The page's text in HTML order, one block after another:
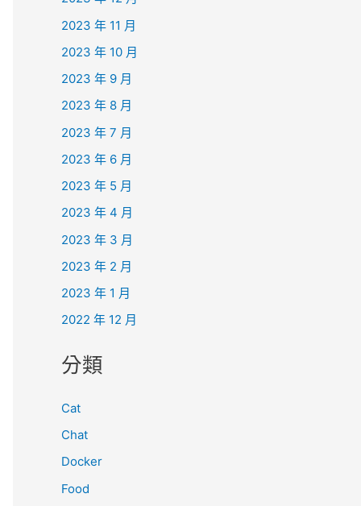
2023 年 11 月
2023 年 10 月
2023 年 9 月
2023 年 8 月
2023 年 7 月
2023 年 6 月
2023 年 5 月
2023 年 4 月
2023 年 3 月
2023 年 2 月
2023 年 1 月
2022 年 12 月
分類
Cat
Chat
Docker
Food